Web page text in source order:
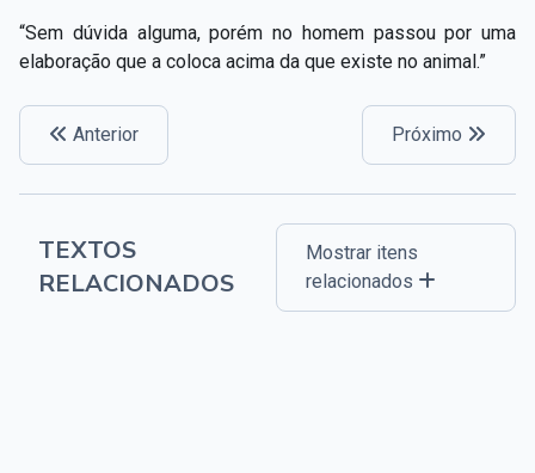
“Sem dúvida alguma, porém no homem passou por uma
elaboração que a coloca acima da que existe no animal.”
Anterior Próximo
TEXTOS
RELACIONADOS
Mostrar itens
relacionados